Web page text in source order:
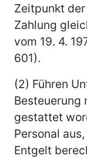
Zeitpunkt
Zahlung
vom 19. 4.
601).
(2) Führen
Besteuerung
gestattet
Personal
Entgelt